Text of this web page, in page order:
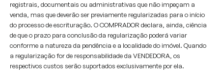
registrais, documentais ou administrativas que não impeçam a
venda, mas que deverão ser previamente regularizadas para o início
do processo de escrituração. O COMPRADOR declara, ainda, ciência
de que o prazo para conclusão da regularização poderá variar
conforme a natureza da pendência e a localidade do imóvel. Quando
a regularização for de responsabilidade da VENDEDORA, os
respectivos custos serão suportados exclusivamente por ela.